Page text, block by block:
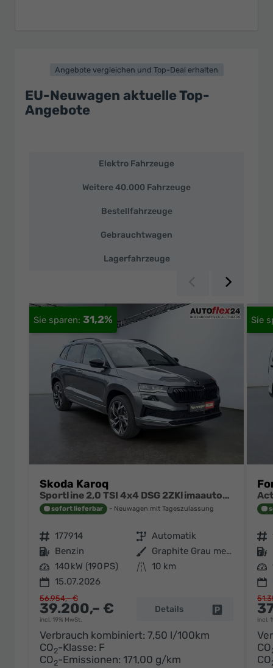
Angebote vergleichen und Top-Deal erhalten
EU-Neuwagen aktuelle Top-
Angebote
Neuwagen
Elektro Fahrzeuge
Weitere 40.000 Fahrzeuge
Bestellfahrzeuge
Gebrauchtwagen
Lagerfahrzeuge
Zurück
31,2%
Skoda Karoq
Sportline 2,0 TSI 4x4 DSG 2ZKlimaautomatik Canton Anhängerkupplung Totewinkel Assistent 2 x Einparkhilfe Kamera 19 Zoll Felgen adaptiver Tempomat 5J Garantie
sofort lieferbar Neuwagen mit Tageszulassung
Fahrzeugnr. 177914 Getriebe Automatik
Kraftstoff Benzin Außenfarbe
Graphite Grau metallic
Leistung 140 kW (190 PS) Kilometerstand 10 km
15.07.2026
39.200,– €
incl. 19% MwSt.
56.954,– €
Details Fahrzeug
Verbrauch kombiniert: 7,50 l/100km
CO2-Klasse: F
CO2-Emissionen: 171,00 g/km
Fahrzeugnr.
Kraftstoff
Leistung
incl.
CO
CO